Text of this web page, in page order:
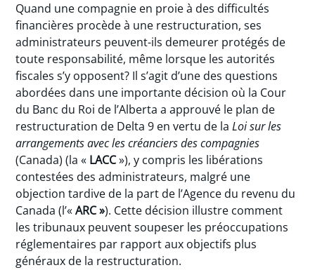
Quand une compagnie en proie à des difficultés
financières procède à une restructuration, ses
administrateurs peuvent-ils demeurer protégés de
toute responsabilité, même lorsque les autorités
fiscales s’y opposent? Il s’agit d’une des questions
abordées dans une importante décision où la Cour
du Banc du Roi de l’Alberta a approuvé le plan de
restructuration de Delta 9 en vertu de laLoi sur les
arrangements avec les créanciers des compagnies
(Canada) (la « LACC»), y compris les libérations
contestées des administrateurs, malgré une
objection tardive de la part de l’Agence du revenu du
Canada (l’«ARC »). Cette décision illustre comment
les tribunaux peuvent soupeser les préoccupations
réglementaires par rapport aux objectifs plus
généraux de la restructuration.